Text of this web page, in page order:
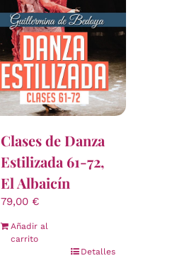
Clases de Danza
Estilizada 61-72,
El Albaicín
79,00 €
Añadir al
carrito
Detalles